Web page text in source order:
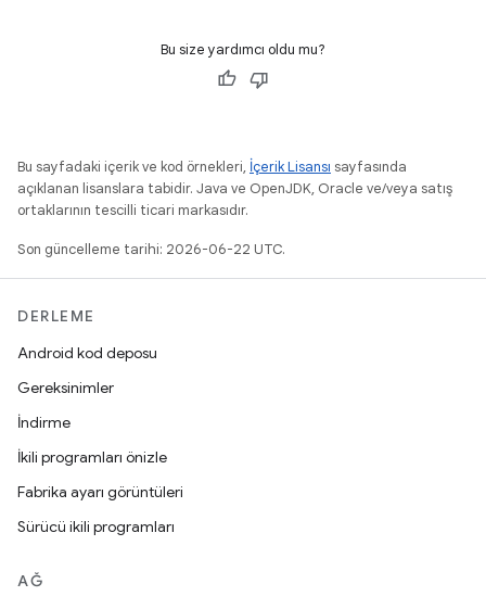
Bu size yardımcı oldu mu?
Bu sayfadaki içerik ve kod örnekleri, İçerik Lisansı sayfasında
açıklanan lisanslara tabidir. Java ve OpenJDK, Oracle ve/veya satış
ortaklarının tescilli ticari markasıdır.
Son güncelleme tarihi: 2026-06-22 UTC.
DERLEME
Android kod deposu
Gereksinimler
İndirme
İkili programları önizle
Fabrika ayarı görüntüleri
Sürücü ikili programları
AĞ